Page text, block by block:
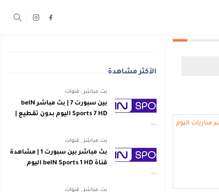
الأكثر مشاهدة
بث مباشر, قنوات
بين سبورت 7 | بث مباشر beIN
Sports 7 HD اليوم بدون تقطيع |
بث مباشر, قنوات
بث مباشر بين سبورت 1 | مشاهدة
قناة beIN Sports 1 HD اليوم
بث مباشر, قنوات